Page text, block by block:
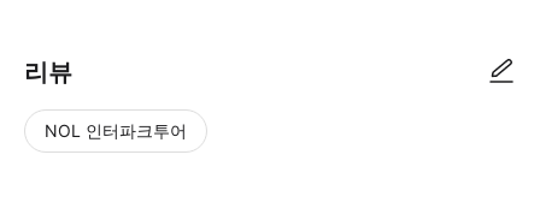
리뷰
NOL 인터파크투어